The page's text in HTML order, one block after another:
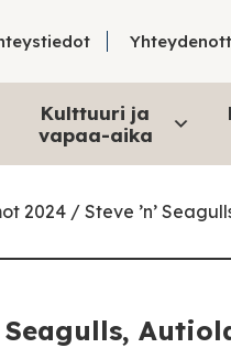
Kulttuuri ja
vapaa-aika
2024 / Steve ’n’
Seagulls,